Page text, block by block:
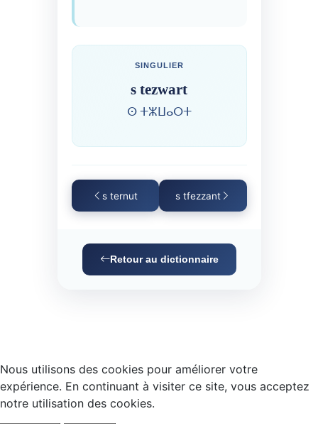
SINGULIER
s tezwart
ⵙ ⵜⵣⵡⴰⵔⵜ
s ternut s tfezzant
Retour au dictionnaire
Nous utilisons des cookies pour améliorer votre
expérience. En continuant à visiter ce site, vous acceptez
notre utilisation des cookies.